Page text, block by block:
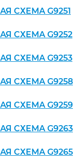
СХЕМА G9251
СХЕМА G9252
СХЕМА G9253
СХЕМА G9258
СХЕМА G9259
СХЕМА G9263
СХЕМА G9265